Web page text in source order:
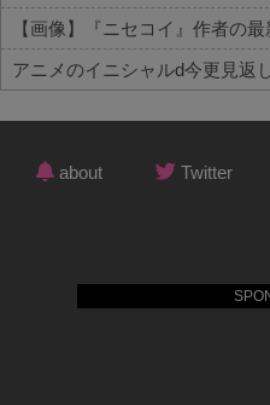
アニメのイニシャルd今更見返
Powered by livedoor 相互RSS
about Twitter